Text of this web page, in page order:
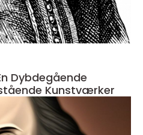
Dybdegående
Kunstværker